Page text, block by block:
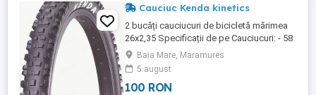
Cauciuc Kenda kinetics
2 bucăți cauciucuri de bicicletă mărimea
26x2,35 Specificații de pe Cauciucuri: - 58
-559 -26 x 2,35 - k- 877 -008 - To Fit HB 575
RIM - RECOMANDED INFLATION 40-64 P.S.I
2.8-4.6 KGF CM2 Pe Emag după cum se
vede e 75 bucata, le dau cu 100 ambele.
Baia Mare, Maramures
5 august
100 RON